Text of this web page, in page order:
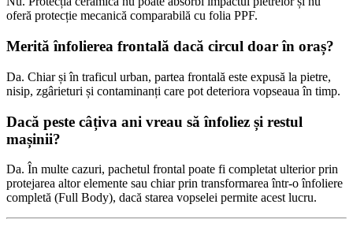
oferă protecție mecanică comparabilă cu folia PPF.
Merită înfolierea frontală dacă circul doar în oraș?
Da. Chiar și în traficul urban, partea frontală este expusă la pietre,
nisip, zgârieturi și contaminanți care pot deteriora vopseaua în timp.
Dacă peste câțiva ani vreau să înfoliez și restul
mașinii?
Da. În multe cazuri, pachetul frontal poate fi completat ulterior prin
protejarea altor elemente sau chiar prin transformarea într-o înfoliere
completă (Full Body), dacă starea vopselei permite acest lucru.